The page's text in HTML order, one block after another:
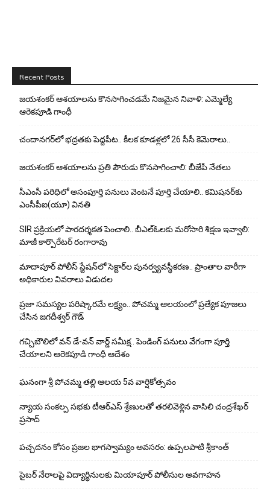
Recent Posts
జయశంకర్ ఆశయాలను కొనసాగించడమే నిజమైన నివాళి: ఎమ్మెల్యే
ఆరెక‌పూడి గాంధీ
చందానగర్‌లో భద్రతకు పెద్దపీట.. కీలక కూడళ్లలో 26 సీసీ కెమెరాలు..
జయశంకర్ ఆశయాలను ప్రతి పౌరుడు కొనసాగించాలి: బీజేపీ నేతలు
సీఎంసీ పరిధిలో అసంపూర్తి పనులు వెంటనే పూర్తి చేయాలి.. కమిషనర్‌కు
ఎంసీపీఐ(యూ) వినతి
SIR ప్రక్రియలో పారదర్శకత పెంచాలి.. బీఎల్ఓలకు మరోసారి శిక్షణ ఇవ్వాలి:
మాజీ కార్పొరేటర్ రంగారావు
మాదాపూర్ పోలీస్‌ స్టేషన్‌లో సెక్టార్‌ల పునర్వ్యవస్థీకరణ.. ప్రాంతాల వారీగా
అధికారుల వివరాలు విడుదల
ప్రజా సమస్యల పరిష్కారమే లక్ష్యం.. పోచమ్మ ఆలయంలో ప్రత్యేక పూజలు
చేసిన జగదీశ్వర్ గౌడ్
గచ్చిబౌలిలో వన్ డే-వన్ వార్డ్ సమీక్ష.. పెండింగ్ పనులు వేగంగా పూర్తి
చేయాలని ఆరెకపూడి గాంధీ ఆదేశం
ఘ‌నంగా శ్రీ పోచమ్మ త‌ల్లి ఆలయ 5వ వార్షికోత్సవం
న్యాయ సంక‌ల్ప స‌భ‌కు టీఆర్ఎస్ శ్రేణుల‌తో త‌ర‌లివెళ్లిన వాసిలి చంద్ర‌శేఖ‌ర్
ప్ర‌సాద్
పచ్చదనం కోసం ప్రజల భాగస్వామ్యం అవసరం: ఉప్పలపాటి శ్రీకాంత్
సైబర్ నేరాలపై విద్యార్థినులకు మియాపూర్ పోలీసుల అవగాహన